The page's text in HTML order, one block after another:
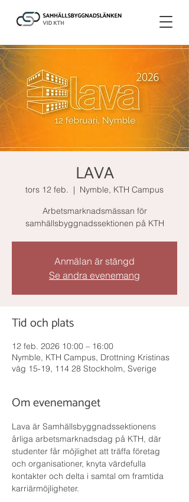
LAVA
tors 12 feb.
  |
Nymble, KTH Campus
Arbetsmarknadsmässan för
samhällsbyggnadssektionen på KTH
Anmälan är stängd
Se andra evenemang
Tid och plats
12 feb. 2026 10:00 – 16:00
Nymble, KTH Campus, Drottning Kristinas
väg 15-19, 114 28 Stockholm, Sverige
Om evenemanget
Lava är Samhällsbyggnadssektionens
årliga arbetsmarknadsdag på KTH, där
studenter får möjlighet att träffa företag
och organisationer, knyta värdefulla
kontakter och delta i samtal om framtida
karriärmöjligheter.